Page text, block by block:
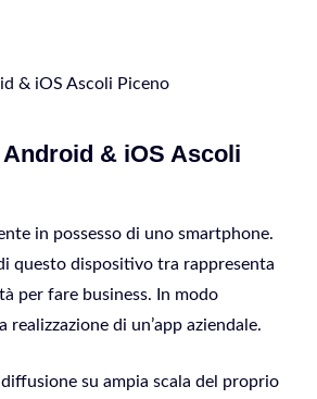
& iOS Ascoli Piceno
& iOS Ascoli
in possesso di uno smartphone.
questo dispositivo tra rappresenta
per fare business. In modo
di un’app aziendale.
diffusione su ampia scala del proprio